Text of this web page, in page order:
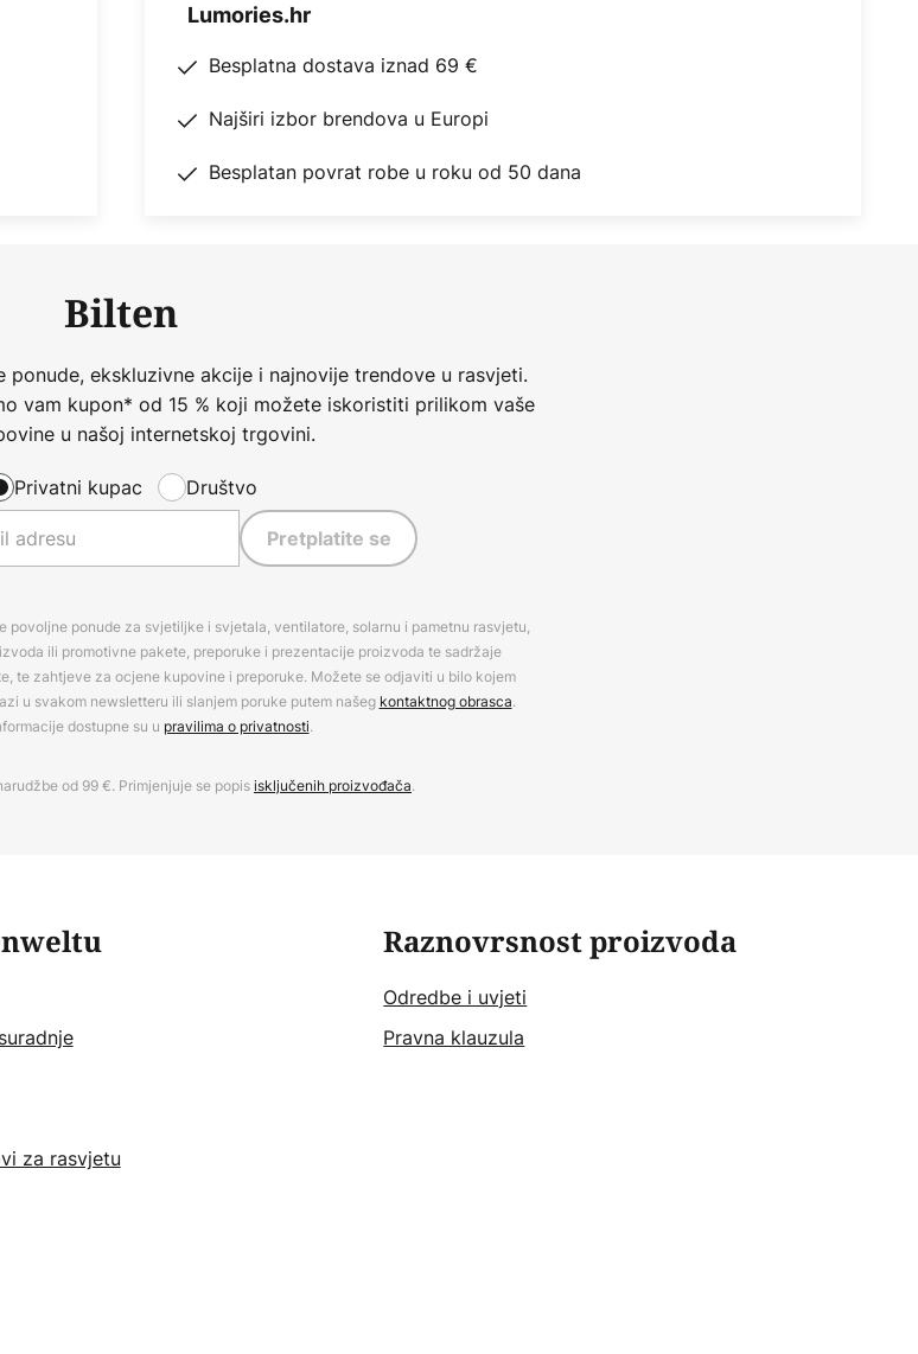
Lumories.hr
Besplatna dostava iznad 69 €
Najširi izbor brendova u Europi
Besplatan povrat robe u roku od 50 dana
Bilten
ekskluzivne akcije i najnovije trendove u rasvjeti.
vam kupon* od 15 % koji možete iskoristiti prilikom vaše
u našoj internetskoj trgovini.
Privatni kupac Društvo
Pretplatite se
povoljne ponude za svjetiljke i svjetala, ventilatore, solarnu i pametnu rasvjetu,
ili promotivne pakete, preporuke i prezentacije proizvoda te sadržaje
te zahtjeve za ocjene kupovine i preporuke. Možete se odjaviti u bilo kojem
u svakom newsletteru ili slanjem poruke putem našeg kontaktnog obrasca.
dostupne su u pravilima o privatnosti.
od 99 €. Primjenjuje se popisisključenih proizvođača.
za rasvjetu
Raznovrsnost proizvoda
Odredbe i uvjeti
Pravna klauzula